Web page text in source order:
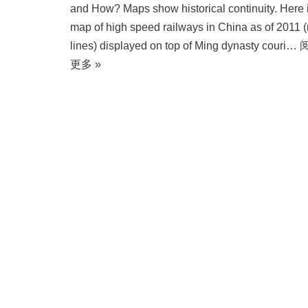
and How? Maps show historical continuity. Here
map of high speed railways in China as of 2011
lines) displayed on top of Ming dynasty couri…
更多 »